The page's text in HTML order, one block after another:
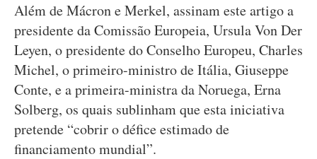
Além de Mácron e Merkel, assinam este artigo a
presidente da Comissão Europeia, Ursula Von Der
Leyen, o presidente do Conselho Europeu, Charles
Michel, o primeiro-ministro de Itália, Giuseppe
Conte, e a primeira-ministra da Noruega, Erna
Solberg, os quais sublinham que esta iniciativa
pretende “cobrir o défice estimado de
financiamento mundial”.